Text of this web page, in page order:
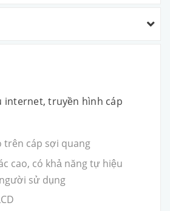
internet, truyền hình cáp
trên cáp sợi quang
cao, có khả năng tự hiệu
sử dụng